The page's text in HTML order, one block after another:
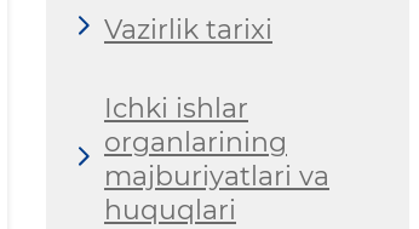
Vazirlik tarixi
Ichki ishlar
organlarining
majburiyatlari va
huquqlari